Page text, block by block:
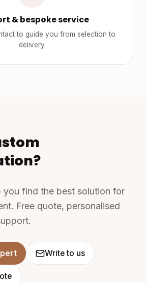
& bespoke service
to guide you from selection to
delivery.
you find the best solution for
Free quote, personalised
Write to us